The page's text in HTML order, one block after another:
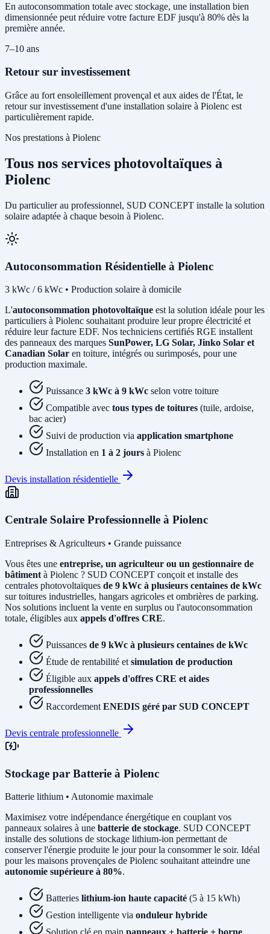
En autoconsommation totale avec stockage, une installation bien
dimensionnée peut réduire votre facture EDF jusqu'à 80% dès la
première année.
7–10 ans
Retour sur investissement
Grâce au fort ensoleillement provençal et aux aides de l'État, le
retour sur investissement d'une installation solaire à Piolenc est
particulièrement rapide.
Nos prestations à Piolenc
Tous nos services photovoltaïques à
Piolenc
Du particulier au professionnel, SUD CONCEPT installe la solution
solaire adaptée à chaque besoin à Piolenc.
Autoconsommation Résidentielle à Piolenc
3 kWc / 6 kWc • Production solaire à domicile
L'autoconsommation photovoltaïque est la solution idéale pour les
particuliers à Piolenc souhaitant produire leur propre électricité et
réduire leur facture EDF. Nos techniciens certifiés RGE installent
des panneaux des marques SunPower, LG Solar, Jinko Solar et
Canadian Solar en toiture, intégrés ou surimposés, pour une
production maximale.
Puissance 3 kWc à 9 kWc selon votre toiture
Compatible avec tous types de toitures (tuile, ardoise,
bac acier)
Suivi de production via application smartphone
Installation en 1 à 2 jours à Piolenc
Devis installation résidentielle
Centrale Solaire Professionnelle à Piolenc
Entreprises & Agriculteurs • Grande puissance
Vous êtes une entreprise, un agriculteur ou un gestionnaire de
bâtiment à Piolenc ? SUD CONCEPT conçoit et installe des
centrales photovoltaïques de 9 kWc à plusieurs centaines de kWc
sur toitures industrielles, hangars agricoles et ombrières de parking.
Nos solutions incluent la vente en surplus ou l'autoconsommation
totale, éligibles aux appels d'offres CRE.
Puissances de 9 kWc à plusieurs centaines de kWc
Étude de rentabilité et simulation de production
Éligible aux appels d'offres CRE et aides
professionnelles
Raccordement ENEDIS géré par SUD CONCEPT
Devis centrale professionnelle
Stockage par Batterie à Piolenc
Batterie lithium • Autonomie maximale
Maximisez votre indépendance énergétique en couplant vos
panneaux solaires à une batterie de stockage. SUD CONCEPT
installe des solutions de stockage lithium-ion permettant de
conserver l'énergie produite le jour pour la consommer le soir. Idéal
pour les maisons provençales de Piolenc souhaitant atteindre une
autonomie supérieure à 80%.
Batteries lithium-ion haute capacité (5 à 15 kWh)
Gestion intelligente via onduleur hybride